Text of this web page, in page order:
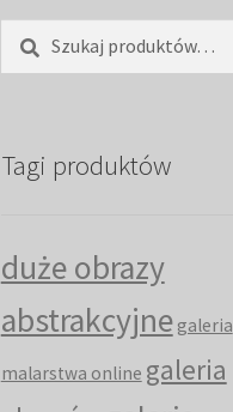
Szukaj:
Szukaj
Tagi produktów
duże obrazy
abstrakcyjne galeria
malarstwa online galeria